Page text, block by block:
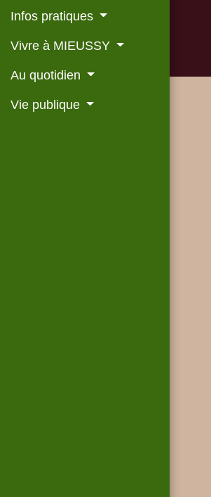
Infos pratiques
Vivre à MIEUSSY
Au quotidien
Vie publique